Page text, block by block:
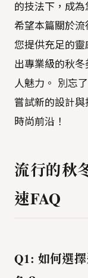
的技法下，成為
希望本篇關於
您提供充足的
出專業級的秋
人魅力。 別忘
嘗試新的設計
時尚前沿！
流行的秋
速FAQ
Q1: 如何選